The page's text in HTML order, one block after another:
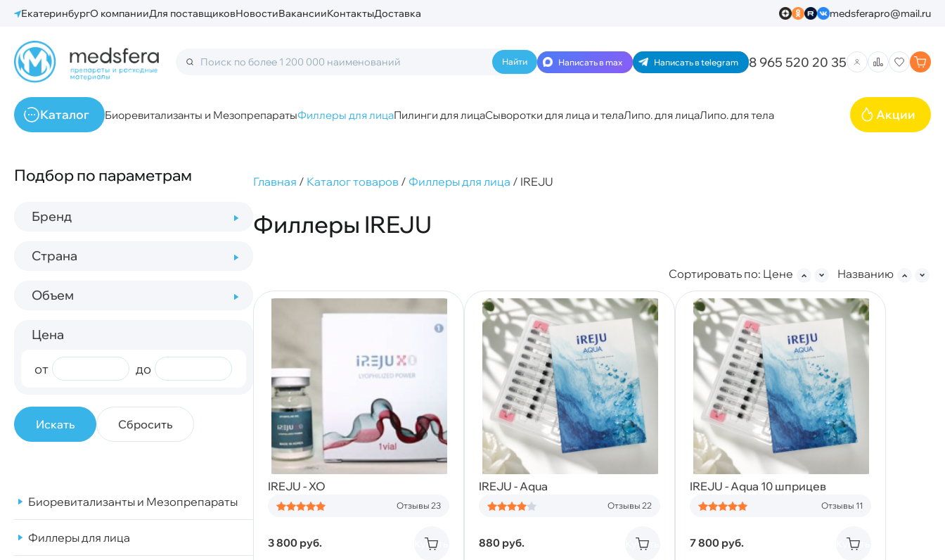
ЕкатеринбургО компанииДля поставщиковНовостиВакансииКонтактыДоставка medsferapro@mail.ru
Написать в max Написать в telegram 8 965 520 20 35
Каталог Биоревитализанты и МезопрепаратыФиллеры для лицаПилинги для лицаСыворотки для лица и телаЛипо. для лицаЛипо. для тела Акции
Подбор по параметрам
Бренд
Страна
Объем
Цена
от до
Сбросить
Биоревитализанты и Мезопрепараты
Филлеры для лица
Главная / Каталог товаров / Филлеры для лица / IREJU
Филлеры IREJU
Сортировать по: Цене Названию
IREJU - XO
Отзывы 23
3 800 руб. Купить
IREJU - Aqua
Отзывы 22
880 руб. Купить
IREJU - Aqua 10 шприцев
Отзывы 11
7 800 руб. Купить